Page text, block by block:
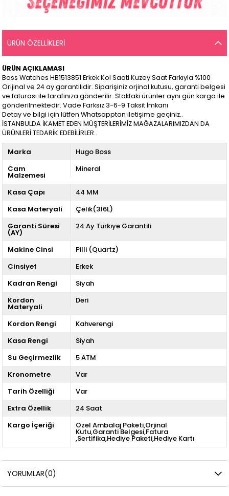
ÜRÜN ÖZELLIKLERI
ÜRÜN AÇIKLAMASI
Boss Watches HB1513851 Erkek Kol Saati Kuzey Saat Farkıyla %100
Orijinal ve 24 ay garantilidir. Siparişiniz orjinal kutusu, garanti belgesi
ve faturası ile tarafınıza gönderilir. Stoktaki ürünler aynı gün kargo ile
gönderilmektedir. Vade Farksız 3-6-9 Taksit İmkanı
Detay ve bilgi için lütfen Whatsapptan iletişime geçiniz..
İSTANBULDA İKAMET EDEN MÜŞTERİLERİMİZ MAĞAZALARIMIZDAN DA
ÜRÜNLERİ TEDARİK EDEBİLİRLER..
Marka
Hugo Boss
Cam
Malzemesi
Mineral
Kasa Çapı
44 MM
Kasa Materyali
Çelik(316L)
Garanti Süresi
(AY)
24 Ay Türkiye Garantili
Makine Cinsi
Pilli (Quartz)
Cinsiyet
Erkek
Kadran Rengi
Siyah
Kordon
Materyali
Deri
Kordon Rengi
Kahverengi
Kasa Rengi
Siyah
Su Geçirmezlik
5 ATM
Kronometre
Var
Tarih Özelliği
Var
Extra Özellik
24 Saat
Kargo İçeriği
Özel Ambalaj Paketi,Orjinal
Kutu,Garanti Belgesi,Fatura
,Sertifika,Hediye Paketi,Hediye Kartı
YORUMLAR(0)